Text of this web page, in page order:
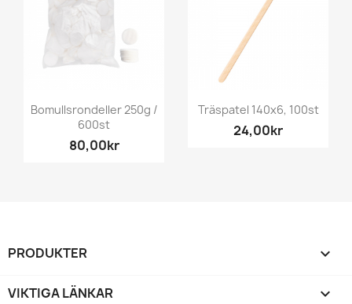
Bomullsrondeller 250g /
600st
80,00kr
Träspatel 140x6, 100st
24,00kr
PRODUKTER 
VIKTIGA LÄNKAR 